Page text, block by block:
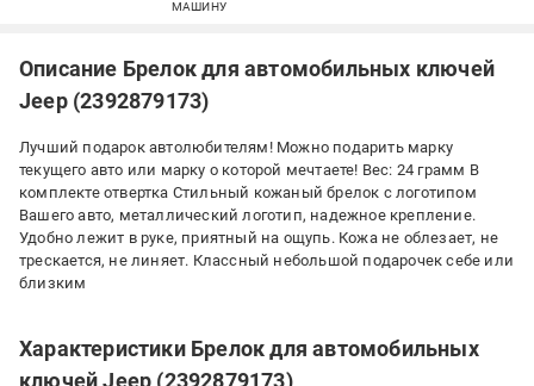
МАШИНУ
Описание Брелок для автомобильных ключей
Jeep (2392879173)
Лучший подарок автолюбителям! Можно подарить марку
текущего авто или марку о которой мечтаете! Вес: 24 грамм В
комплекте отвертка Стильный кожаный брелок с логотипом
Вашего авто, металлический логотип, надежное крепление.
Удобно лежит в руке, приятный на ощупь. Кожа не облезает, не
трескается, не линяет. Классный небольшой подарочек себе или
близким
Характеристики Брелок для автомобильных
ключей Jeep (2392879173)